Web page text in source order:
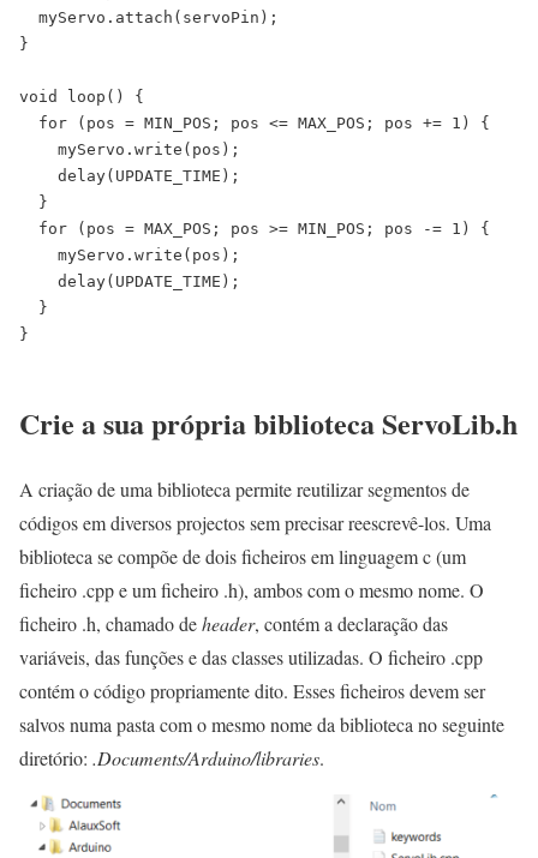
myServo . attach (servoPin);
}
void loop ()
{
for
(pos = MIN_POS; pos <= MAX_POS; pos += 1)
{
myServo . write (pos);
delay(UPDATE_TIME);
}
for
(pos = MAX_POS; pos >= MIN_POS; pos -= 1)
{
myServo . write (pos);
delay(UPDATE_TIME);
}
}
Crie a sua própria biblioteca ServoLib.h
A criação de uma biblioteca permite reutilizar segmentos de
códigos em diversos projectos sem precisar reescrevê-los. Uma
biblioteca se compõe de dois ficheiros em linguagem c (um
ficheiro .cpp e um ficheiro .h), ambos com o mesmo nome. O
ficheiro .h, chamado deheader, contém a declaração das
variáveis, das funções e das classes utilizadas. O ficheiro .cpp
contém o código propriamente dito. Esses ficheiros devem ser
salvos numa pasta com o mesmo nome da biblioteca no seguinte
diretório: .Documents/Arduino/libraries.